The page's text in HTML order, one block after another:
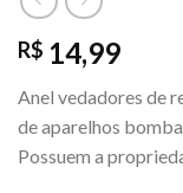
R$ 14,99
Anel vedadores de
de aparelhos
Possuem a